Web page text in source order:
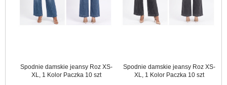
Spodnie damskie jeansy Roz XS-
XL, 1 Kolor Paczka 10 szt
Spodnie damskie jeansy Roz XS-
XL, 1 Kolor Paczka 10 szt